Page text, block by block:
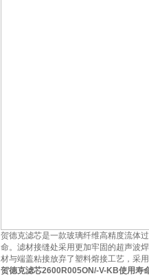
贺德克滤芯是一款玻璃纤维高精度流体
命。滤材接缝处采用更加牢固的超声波
材与端盖粘接放弃了塑料熔接工艺，采
贺德克滤芯2600R005ON/-V-KB使用寿